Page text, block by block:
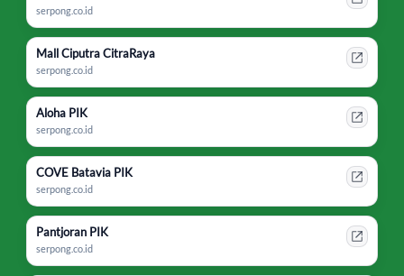
serpong.co.id
Mall Ciputra CitraRaya
serpong.co.id
Aloha PIK
serpong.co.id
COVE Batavia PIK
serpong.co.id
Pantjoran PIK
serpong.co.id